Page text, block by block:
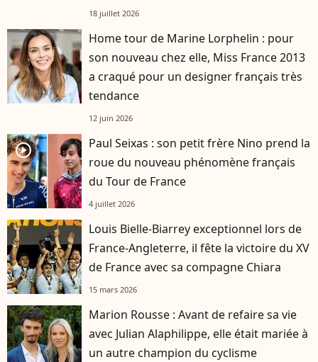
18 juillet 2026
Home tour de Marine Lorphelin : pour
son nouveau chez elle, Miss France 2013
a craqué pour un designer français très
tendance
12 juin 2026
player2
Paul Seixas : son petit frère Nino prend la
roue du nouveau phénomène français
du Tour de France
4 juillet 2026
Louis Bielle-Biarrey exceptionnel lors de
France-Angleterre, il fête la victoire du XV
de France avec sa compagne Chiara
15 mars 2026
Marion Rousse : Avant de refaire sa vie
avec Julian Alaphilippe, elle était mariée à
un autre champion du cyclisme